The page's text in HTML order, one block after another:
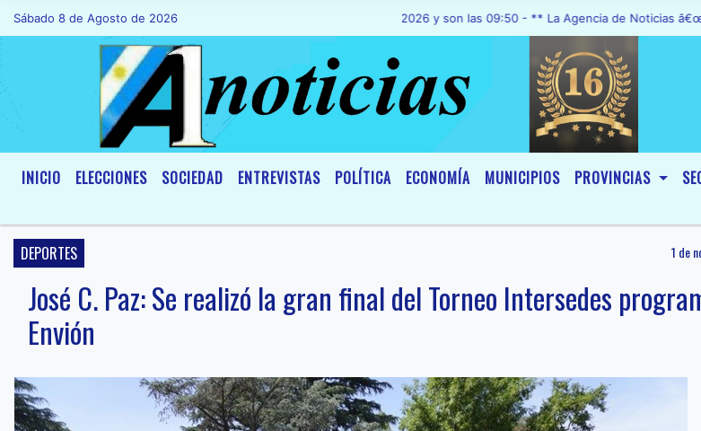
Sábado 8 de Agosto de 2026Hoy es Sábado 8 de Agosto de 2026 y son las 09:50 - ** La Agencia de Noticias â€œA1
INICIO ELECCIONES SOCIEDAD ENTREVISTAS POLÍTICA ECONOMÍA MUNICIPIOS PROVINCIAS
DEPORTES 1 de
José C. Paz: Se realizó la gran final del Torneo Intersedes
Envión